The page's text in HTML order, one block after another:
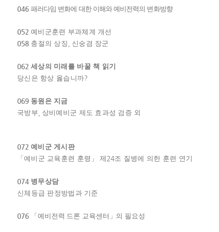
046 패러다임 변화에 대한 이해와 예비전력의 변화방향
052 예비군훈련 부과체계 개선
058 충절의 상징 신숭겸 장군
062 세상의 미래를 바꿀 책 읽기
당신은 항상 옳습니까?
069 동원은 지금
국방부
상비예비군 제도 효과성 검증 외
072 예비군 게시판
「 예비군 교육훈련 훈령 」제 24조 질병에 의한 훈련 연기
074 병무상담
신체등급 판정방법과 기준
076 「 예비전력 드론 교육센터 」 의 필요성